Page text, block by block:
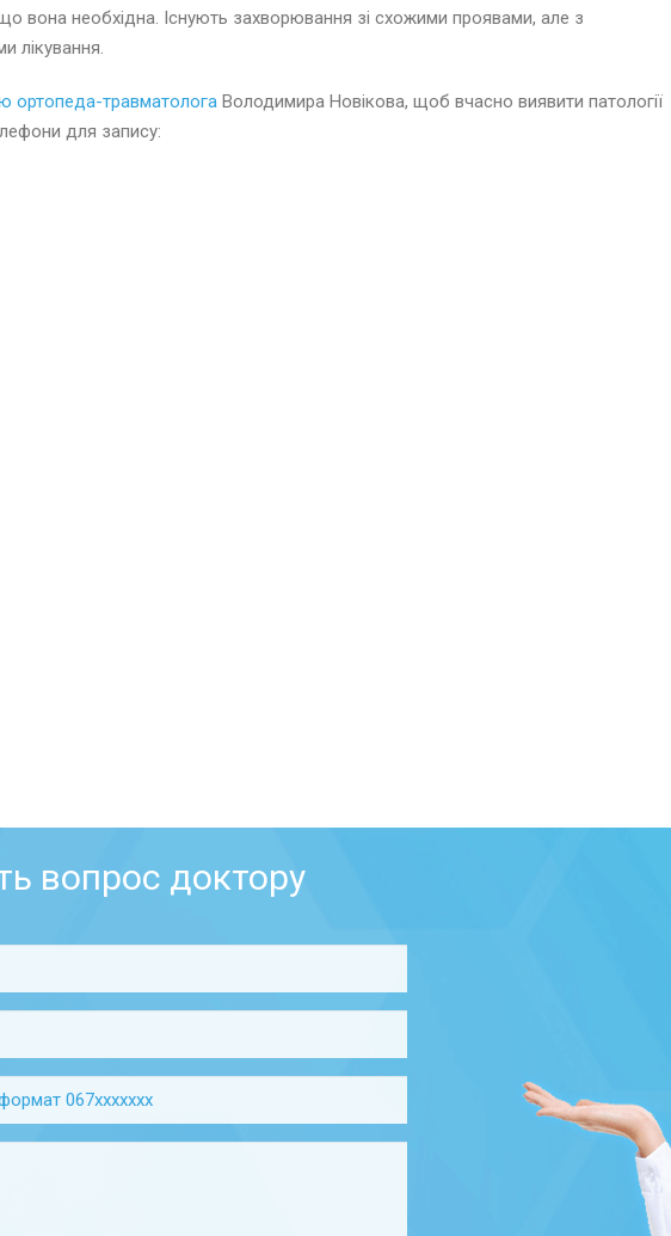
вона необхідна. Існують захворювання зі схожими проявами, але з
лікування.
ортопеда-травматолога Володимира Новікова, щоб вчасно виявити патології
для запису:
вопрос доктору